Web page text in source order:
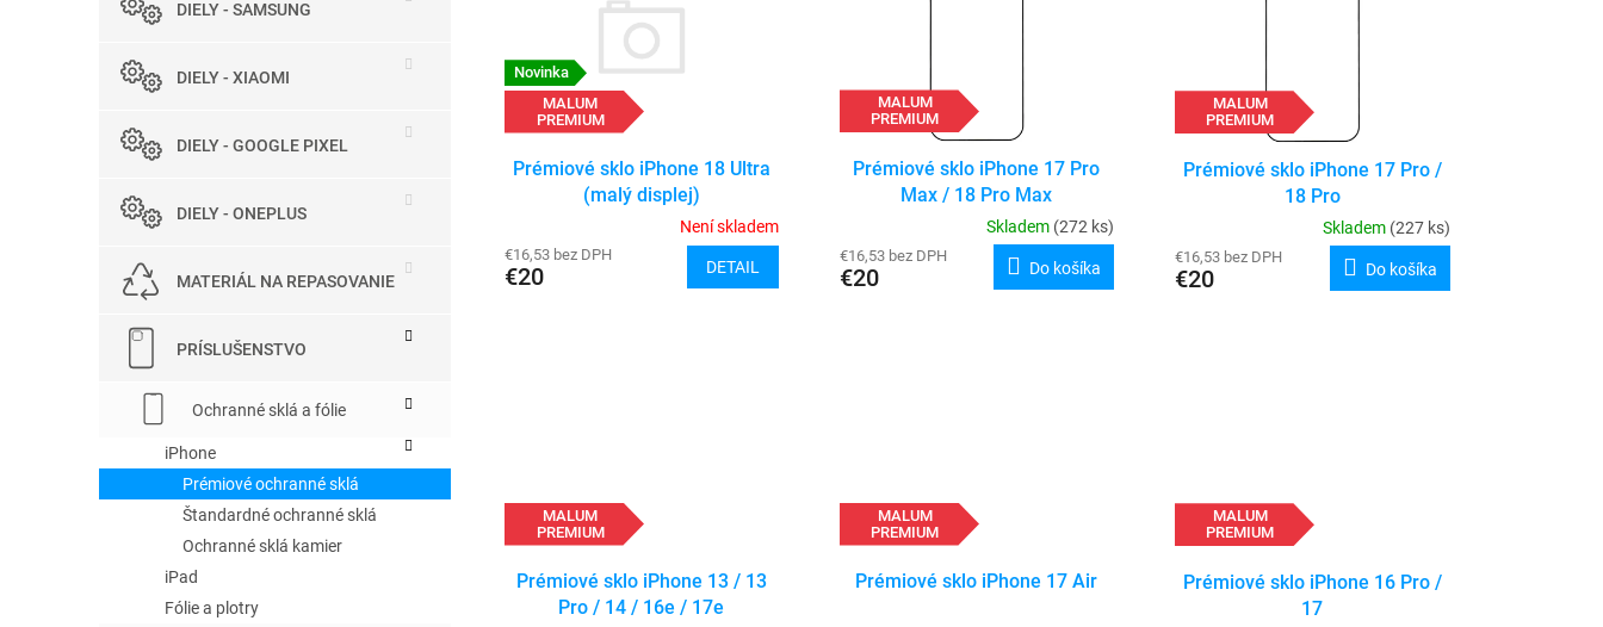
DIELY - SAMSUNG
DIELY - XIAOMI
DIELY - GOOGLE PIXEL
DIELY - ONEPLUS
MATERIÁL NA REPASOVANIE
PRÍSLUŠENSTVO
Ochranné sklá a fólie
iPhone
Prémiové ochranné sklá
Štandardné ochranné sklá
Ochranné sklá kamier
iPad
Fólie a plotry
Novinka
MALUM
PREMIUM
Prémiové sklo iPhone 18 Ultra
(malý displej)
Není skladem
€16,53 bez DPH
€20 DETAIL
MALUM
PREMIUM
Prémiové sklo iPhone 17 Pro
Max / 18 Pro Max
Skladem (272 ks)
€16,53 bez DPH
€20 Do košíka
MALUM
PREMIUM
Prémiové sklo iPhone 17 Pro /
18 Pro
Skladem (227 ks)
€16,53 bez DPH
€20 Do košíka
MALUM
PREMIUM
Prémiové sklo iPhone 13 / 13
Pro / 14 / 16e / 17e
MALUM
PREMIUM
Prémiové sklo iPhone 17 Air
MALUM
PREMIUM
Prémiové sklo iPhone 16 Pro /
17